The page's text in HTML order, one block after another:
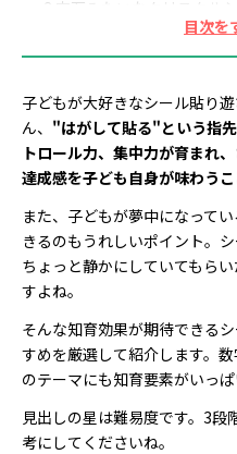
3.宝石みたいなクリスタル
ール【難易度★★★】
4.たっぷり30枚！モンテッ
5.貼ってはがせる365枚の
式シールブック【難易度
6.病院教授推薦！4つの要素
7.うんこ先生と一緒だから
ック【難易度★☆☆】
8.貼ってはがせる！指導ポ
【難易度★☆☆】
9.1000枚貼り終わると図鑑
ルブック【難易度★★☆】
10.図鑑にもなる世界197か
★★☆】
子どもが大好きなシール貼り
ん、 "はがして貼る"という指
トロール力、集中力が育まれ
達成感を子ども自身が味わう
また、子どもが夢中になって
きるのもうれしいポイント。
ちょっと静かにしていてもら
すよね。
そんな知育効果が期待できる
すめを厳選して紹介します。
のテーマにも知育要素がいっぱ
見出しの星は難易度です。3段
考にしてくださいね。